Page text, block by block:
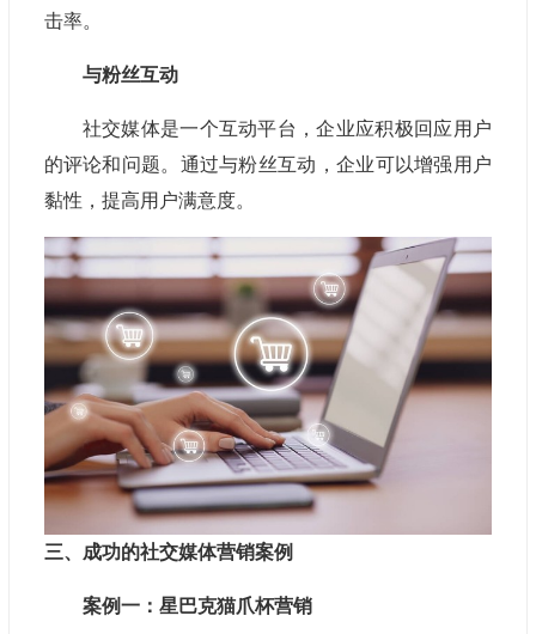
击率。
与粉丝互动
社交媒体是一个互动平台，企业应积极回应用户
的评论和问题。通过与粉丝互动，企业可以增强用户
黏性，提高用户满意度。
三、成功的社交媒体营销案例
案例一：星巴克猫爪杯营销